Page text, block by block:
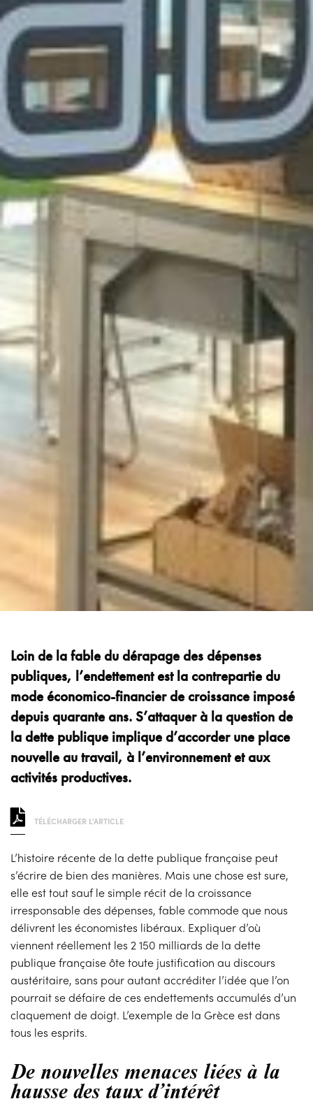
Loin de la fable du dérapage des dépenses
publiques, l’endettement est la contrepartie du
mode économico-financier de croissance imposé
depuis quarante ans. S’attaquer à la question de
la dette publique implique d’accorder une place
nouvelle au travail, à l’environnement et aux
activités productives.
TÉLÉCHARGER L'ARTICLE
L’histoire récente de la dette publique française peut
s’écrire de bien des manières. Mais une chose est sure,
elle est tout sauf le simple récit de la croissance
irresponsable des dépenses, fable commode que nous
délivrent les économistes libéraux. Expliquer d’où
viennent réellement les 2 150 milliards de la dette
publique française ôte toute justification au discours
austéritaire, sans pour autant accréditer l’idée que l’on
pourrait se défaire de ces endettements accumulés d’un
claquement de doigt. L’exemple de la Grèce est dans
tous les esprits.
De nouvelles menaces liées à la
hausse des taux d’intérêt